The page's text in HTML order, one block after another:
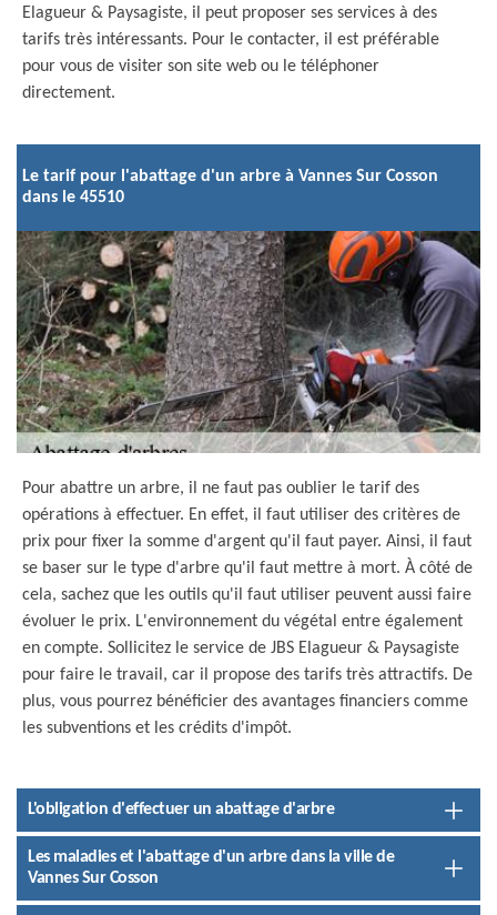
Elagueur & Paysagiste, il peut proposer ses services à des
tarifs très intéressants. Pour le contacter, il est préférable
pour vous de visiter son site web ou le téléphoner
directement.
Le tarif pour l'abattage d'un arbre à Vannes Sur Cosson
dans le 45510
Pour abattre un arbre, il ne faut pas oublier le tarif des
opérations à effectuer. En effet, il faut utiliser des critères de
prix pour fixer la somme d'argent qu'il faut payer. Ainsi, il faut
se baser sur le type d'arbre qu'il faut mettre à mort. À côté de
cela, sachez que les outils qu'il faut utiliser peuvent aussi faire
évoluer le prix. L'environnement du végétal entre également
en compte. Sollicitez le service de JBS Elagueur & Paysagiste
pour faire le travail, car il propose des tarifs très attractifs. De
plus, vous pourrez bénéficier des avantages financiers comme
les subventions et les crédits d'impôt.
L'obligation d'effectuer un abattage d'arbre
Les maladies et l'abattage d'un arbre dans la ville de
Vannes Sur Cosson